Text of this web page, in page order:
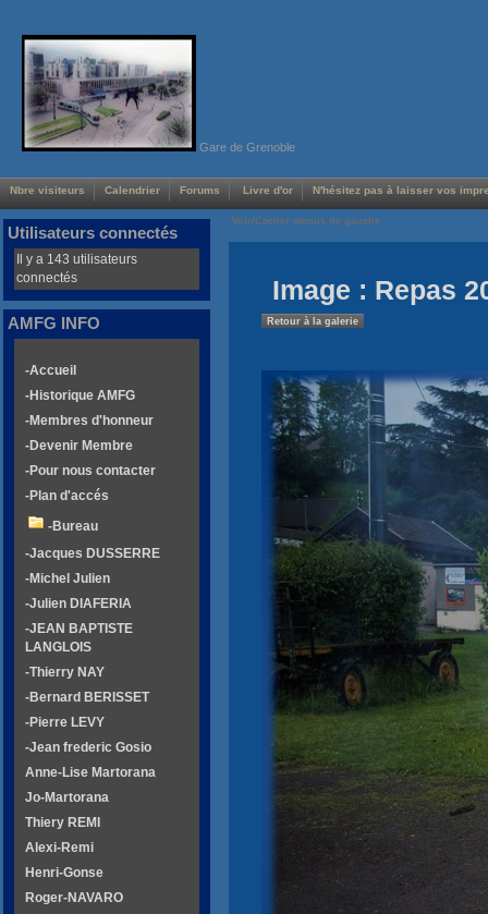
Gare de Grenoble
Nbre visiteurs Calendrier Forums Livre d'or N'hésitez pas à laisser vos
Voir/Cacher menus de gauche
Image : Repas
Retour à la galerie
Utilisateurs connectés
Il y a 143 utilisateurs
connectés
AMFG INFO
-Accueil
-Historique AMFG
-Membres d'honneur
-Devenir Membre
-Pour nous contacter
-Plan d'accés
-Bureau
-Jacques DUSSERRE
-Michel Julien
-Julien DIAFERIA
-JEAN BAPTISTE
LANGLOIS
-Thierry NAY
-Bernard BERISSET
-Pierre LEVY
-Jean frederic Gosio
Anne-Lise Martorana
Jo-Martorana
Thiery REMI
Alexi-Remi
Henri-Gonse
Roger-NAVARO